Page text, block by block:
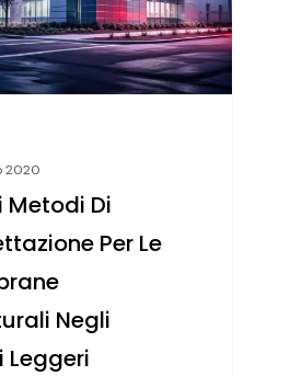
2020
Metodi Di
Per Le
Negli
Leggeri